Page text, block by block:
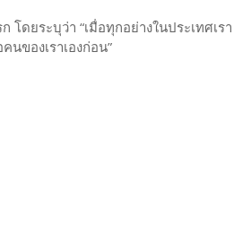
ยระบุว่า “เมื่อทุกอย่างในประเทศเรา
ของเราเองก่อน”